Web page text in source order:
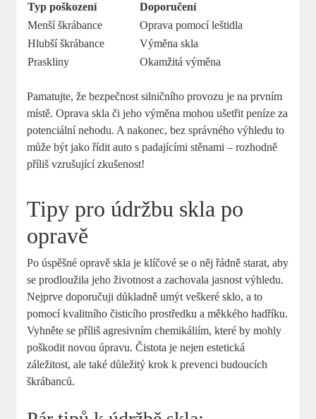
Typ⁣ poškození
Doporučení
Menší škrábance
Oprava pomocí leštidla
Hlubší škrábance
Výměna skla
Praskliny
Okamžitá výměna
Pamatujte, že‌ bezpečnost⁢ silničního provozu je​ na prvním
místě. Oprava⁤ skla⁢ či⁢ jeho výměna ⁤mohou ​ušetřit peníze za⁢
potenciální nehodu. A ⁢nakonec, bez​ správného výhledu to
může ‌být jako řídit auto s padajícími stěnami – ⁢rozhodně
příliš vzrušující‍ zkušenost!
Tipy pro údržbu skla po
opravě
Po úspěšné opravě⁢ skla je klíčové se o⁢ něj řádně starat, aby‌
se‌ prodloužila jeho ⁤životnost a zachovala⁣ jasnost výhledu.
Nejprve doporučuji důkladně umýt veškeré sklo, ‍a‍ to
‌pomocí kvalitního čisticího ⁤prostředku a měkkého hadříku.
Vyhněte ‍se příliš agresivním chemikáliím, které⁤ by mohly
poškodit novou​ úpravu. Čistota je nejen estetická
‌záležitost, ale také důležitý‍ krok k prevenci budoucích
škrábanců.